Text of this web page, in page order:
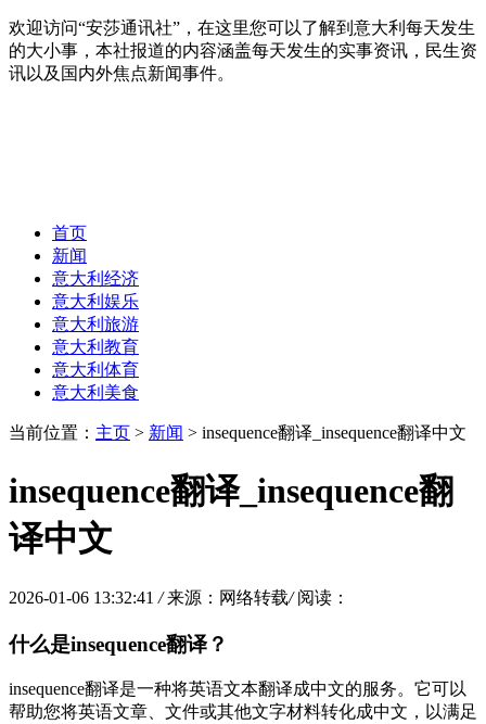
欢迎访问“安莎通讯社”，在这里您可以了解到意大利每天发生
的大小事，本社报道的内容涵盖每天发生的实事资讯，民生资
讯以及国内外焦点新闻事件。
首页
新闻
意大利经济
意大利娱乐
意大利旅游
意大利教育
意大利体育
意大利美食
当前位置： 主页 > 新闻 > insequence翻译_insequence翻译中文
insequence翻译_insequence翻
译中文
2026-01-06 13:32:41 / 来源：网络转载/ 阅读：
什么是insequence翻译？
insequence翻译是一种将英语文本翻译成中文的服务。它可以
帮助您将英语文章、文件或其他文字材料转化成中文，以满足